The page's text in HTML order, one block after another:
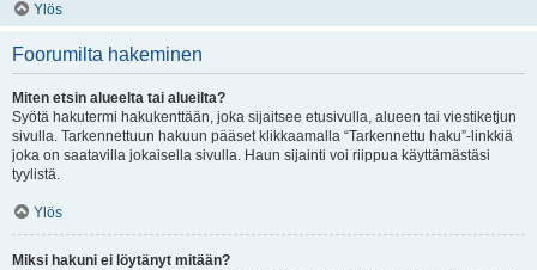
Ylös
Foorumilta hakeminen
Miten etsin alueelta tai alueilta?
Syötä hakutermi hakukenttään, joka sijaitsee etusivulla, alueen tai viestiketjun
sivulla. Tarkennettuun hakuun pääset klikkaamalla “Tarkennettu haku”-linkkiä
joka on saatavilla jokaisella sivulla. Haun sijainti voi riippua käyttämästäsi
tyylistä.
Ylös
Miksi hakuni ei löytänyt mitään?